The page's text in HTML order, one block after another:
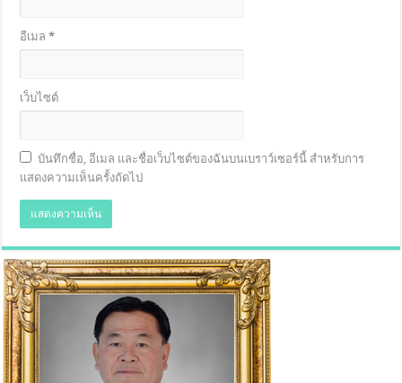
อีเมล*
เว็บไซต์
บันทึกชื่อ, อีเมล และชื่อเว็บไซต์ของฉันบนเบราว์เซอร์นี้ สำหรับการ
แสดงความเห็นครั้งถัดไป